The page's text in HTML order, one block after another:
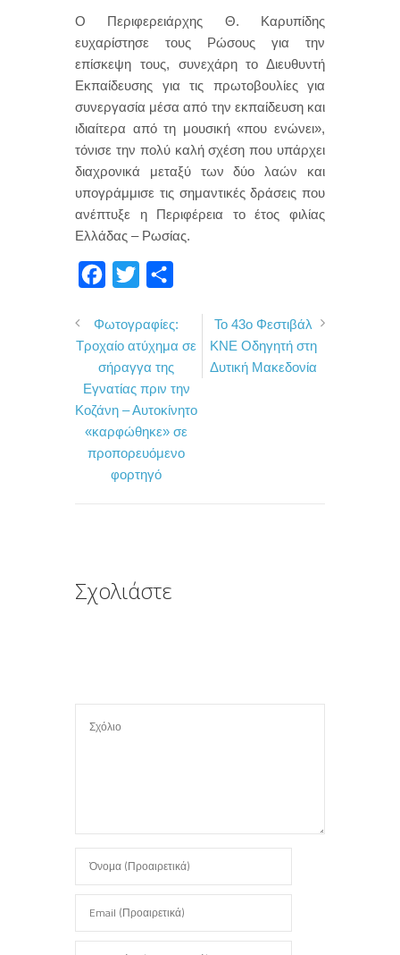
Ο Περιφερειάρχης Θ. Καρυπίδης
ευχαρίστησε τους Ρώσους για την
επίσκεψη τους, συνεχάρη το Διευθυντή
Εκπαίδευσης για τις πρωτοβουλίες για
συνεργασία μέσα από την εκπαίδευση και
ιδιαίτερα από τη μουσική «που ενώνει»,
τόνισε την πολύ καλή σχέση που υπάρχει
διαχρονικά μεταξύ των δύο λαών και
υπογράμμισε τις σημαντικές δράσεις που
ανέπτυξε η Περιφέρεια το έτος φιλίας
Ελλάδας – Ρωσίας.
c
e
b
o
o
k
i
t
t
e
r
ι
ρ
α
σ
τ
ε
Φωτογραφίες:
Τροχαίο ατύχημα σε
σήραγγα της
Εγνατίας πριν την
Κοζάνη – Αυτοκίνητο
«καρφώθηκε» σε
προπορευόμενο
φορτηγό
Το 43ο Φεστιβάλ
ΚΝΕ Οδηγητή στη
Δυτική Μακεδονία
Σχολιάστε